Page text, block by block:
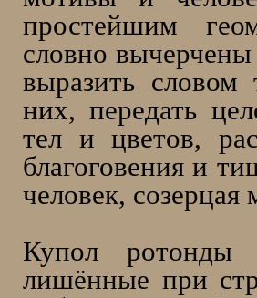
простейшим
словно
выразить словом
них, передать
тел и цветов,
благого­вения и
человек, созерцая
Купол ротонды
лишённые при